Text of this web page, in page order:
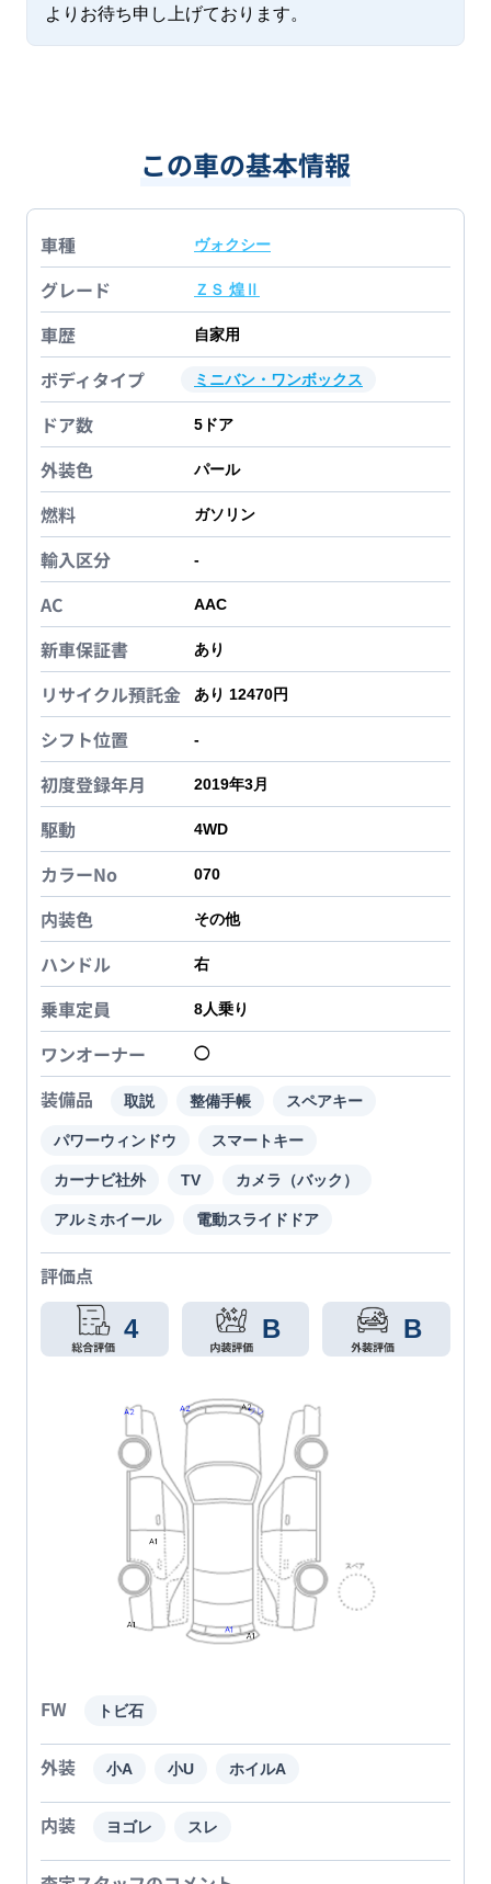
よりお待ち申し上げております。
この車の基本情報
車種 ヴォクシー
グレード ＺＳ 煌Ⅱ
車歴 自家用
ボディタイプ ミニバン・ワンボックス
ドア数 5 ドア
外装色 パール
燃料 ガソリン
輸入区分 -
AC AAC
新車保証書 あり
リサイクル預託金 あり 12470円
シフト位置 -
初度登録年月 2019年3月
駆動 4WD
カラーNo 070
内装色 その他
ハンドル 右
乗車定員 8人乗り
ワンオーナー ◯
装備品 取説 整備手帳 スペアキー
パワーウィンドウ スマートキー
カーナビ社外 TV カメラ（バック）
アルミホイール 電動スライドドア
評価点
4 B B
FW トビ石
外装 小A 小U ホイルA
内装 ヨゴレ スレ